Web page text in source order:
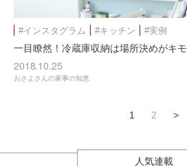
#インスタグラム #キッチン #実例
一目瞭然！冷蔵庫収納は場所決めがキモ
2018.10.25
おさよさんの家事の知恵
1 2 >
人気連載